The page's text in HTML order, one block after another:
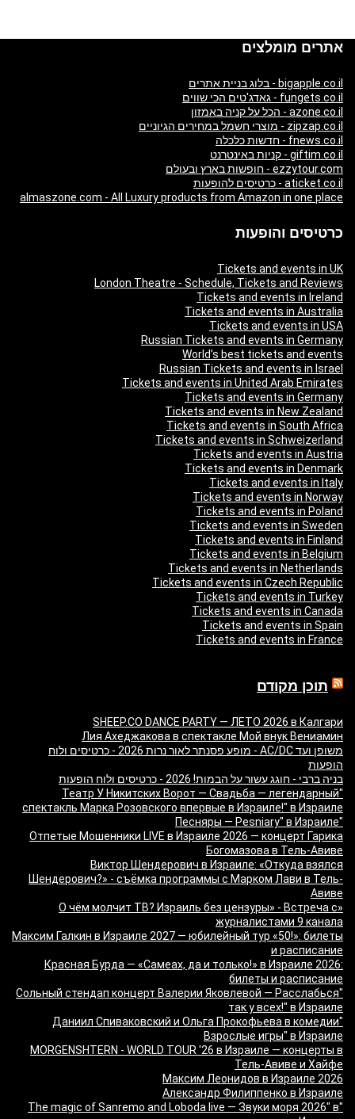
אתרים מומלצים
bigapple.co.il - בלוג בניית אתרים
fungets.co.il - גאדג'טים הכי שווים
azone.co.il - הכל על קניה באמזון
zipzap.co.il - מוצרי חשמל במחירים הגיוניים
fnews.co.il - חדשות כלכלה
giftim.co.il - קניות באינטרנט
ezzytour.com - חופשות בארץ ובעולם
aticket.co.il - כרטיסים להופעות
almaszone.com - All Luxury products from Amazon in one place
כרטיסים והופעות
Tickets and events in UK
London Theatre - Schedule, Tickets and Reviews
Tickets and events in Ireland
Tickets and events in Australia
Tickets and events in USA
Russian Tickets and events in Germany
World’s best tickets and events
Russian Tickets and events in Israel
Tickets and events in United Arab Emirates
Tickets and events in Germany
Tickets and events in New Zealand
Tickets and events in South Africa
Tickets and events in Schweizerland
Tickets and events in Austria
Tickets and events in Denmark
Tickets and events in Italy
Tickets and events in Norway
Tickets and events in Poland
Tickets and events in Sweden
Tickets and events in Finland
Tickets and events in Belgium
Tickets and events in Netherlands
Tickets and events in Czech Republic
Tickets and events in Turkey
Tickets and events in Canada
Tickets and events in Spain
Tickets and events in France
תוכן מקודם
SHEEP.CO DANCE PARTY — ЛЕТО 2026 в Калгари
Лия Ахеджакова в спектакле Мой внук Вениамин
משופן ועד AC/DC - מופע פסנתר לאור נרות 2026 - כרטיסים ולוח
הופעות
בניה ברבי - חוגג עשור על הבמות! 2026 - כרטיסים ולוח הופעות
"Театр У Никитских Ворот — Свадьба — легендарный
спектакль Марка Розовского впервые в Израиле!" в Израиле
"Песняры — Pesniary" в Израиле
Отпетые Мошенники LIVE в Израиле 2026 — концерт Гарика
Богомазова в Тель-Авиве
Виктор Шендерович в Израиле: «Откуда взялся
Шендерович?» - съёмка программы с Марком Лави в Тель-
Авиве
«О чём молчит ТВ? Израиль без цензуры» - Встреча с
журналистами 9 канала
Максим Галкин в Израиле 2027 — юбилейный тур «50!»: билеты
и расписание
Красная Бурда — «Самеах, да и только!» в Израиле 2026:
билеты и расписание
"Сольный стендап концерт Валерии Яковлевой — Расслабься
так у всех!" в Израиле
"Даниил Спиваковский и Ольга Прокофьева в комедии
Взрослые игры" в Израиле
MORGENSHTERN - WORLD TOUR '26 в Израиле — концерты в
Тель-Авиве и Хайфе
Максим Леонидов в Израиле 2026
Александр Филиппенко в Израиле
"The magic of Sanremo and Loboda live — Звуки моря 2026" в